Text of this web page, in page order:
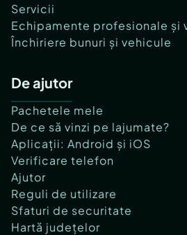
Servicii
Echipamente profesionale și
Închiriere bunuri și vehicule
De ajutor
Pachetele mele
De ce să vinzi pe lajumate?
Aplicații: Android și iOS
Verificare telefon
Ajutor
Reguli de utilizare
Sfaturi de securitate
Hartă județelor